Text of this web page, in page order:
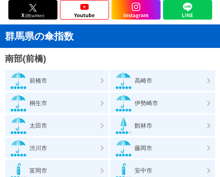
群馬県の傘指数
南部(前橋)
前橋市 高崎市
桐生市 伊勢崎市
太田市 館林市
渋川市 藤岡市
富岡市 安中市